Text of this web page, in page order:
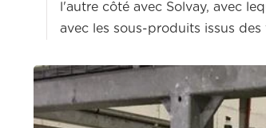
l'autre côté avec Solvay, avec
avec les sous-produits issus